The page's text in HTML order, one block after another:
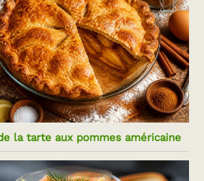
la tarte aux pommes américaine